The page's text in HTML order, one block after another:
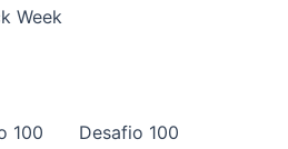
Week
100
Desafio 100